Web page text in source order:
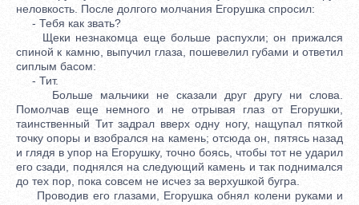
неловкость. После долгого молчания Егорушка спросил:
- Тебя как звать?
Щеки незнакомца еще больше распухли; он прижался
спиной к камню, выпучил глаза, пошевелил губами и ответил
сиплым басом:
- Тит.
Больше мальчики не сказали друг другу ни слова.
Помолчав еще немного и не отрывая глаз от Егорушки,
таинственный Тит задрал вверх одну ногу, нащупал пяткой
точку опоры и взобрался на камень; отсюда он, пятясь назад
и глядя в упор на Егорушку, точно боясь, чтобы тот не ударил
его сзади, поднялся на следующий камень и так поднимался
до тех пор, пока совсем не исчез за верхушкой бугра.
Проводив его глазами, Егорушка обнял колени руками и